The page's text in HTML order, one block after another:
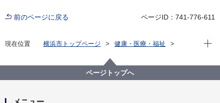
前のページに戻る ページID：741-776-611
現在位置 横浜市トップページ
健康・医療・福祉
医療局病院経営本部について
横浜市立病院中期経営プラン
現在
ページトップへ